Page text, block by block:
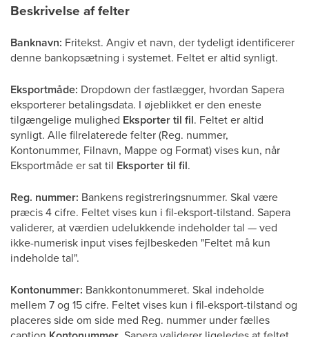
Beskrivelse af felter
Banknavn: Fritekst. Angiv et navn, der tydeligt identificerer
denne bankopsætning i systemet. Feltet er altid synligt.
Eksportmåde: Dropdown der fastlægger, hvordan Sapera
eksporterer betalingsdata. I øjeblikket er den eneste
tilgængelige mulighed Eksporter til fil. Feltet er altid
synligt. Alle filrelaterede felter (Reg. nummer,
Kontonummer, Filnavn, Mappe og Format) vises kun, når
Eksportmåde er sat til Eksporter til fil.
Reg. nummer: Bankens registreringsnummer. Skal være
præcis 4 cifre. Feltet vises kun i fil-eksport-tilstand. Sapera
validerer, at værdien udelukkende indeholder tal — ved
ikke-numerisk input vises fejlbeskeden "Feltet må kun
indeholde tal".
Kontonummer: Bankkontonummeret. Skal indeholde
mellem 7 og 15 cifre. Feltet vises kun i fil-eksport-tilstand og
placeres side om side med Reg. nummer under fælles